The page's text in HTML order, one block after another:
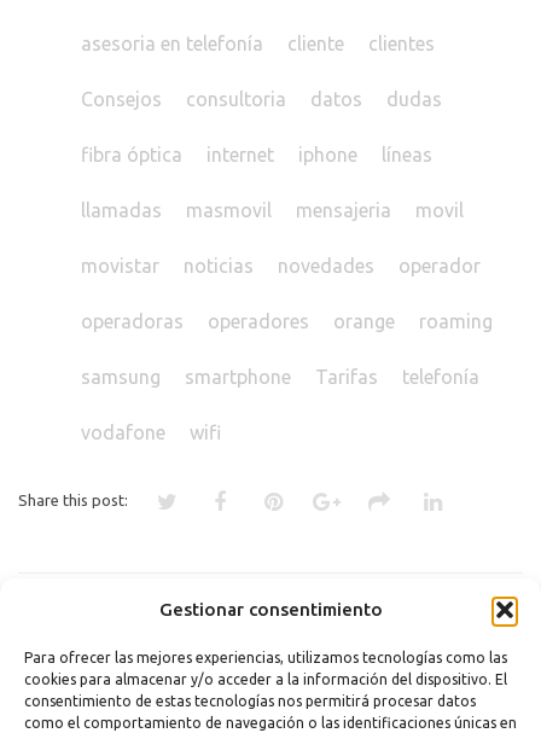
Gestionar consentimiento
Para ofrecer las mejores experiencias, utilizamos tecnologías como las
cookies para almacenar y/o acceder a la información del dispositivo. El
consentimiento de estas tecnologías nos permitirá procesar datos
como el comportamiento de navegación o las identificaciones únicas en
asesoria en telefonía cliente clientes
Consejos consultoria datos dudas
fibra óptica internet iphone líneas
llamadas masmovil mensajeria movil
movistar noticias novedades operador
operadoras operadores orange roaming
samsung smartphone Tarifas telefonía
vodafone wifi
Share this post:
¿BUSCAS UN SMARTPHONE
QUE NO SE TE RESISTA!
ELIGE EL TIPO DE SEGURIDAD
PARA EL BLOQUEO DE PANTALLA
DE TU ANDROID
Comments are closed.